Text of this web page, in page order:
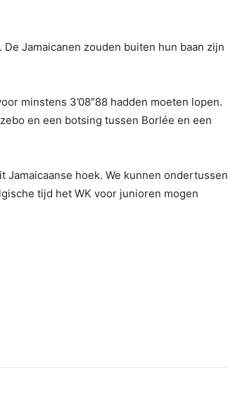
Jamaicanen zouden buiten hun baan zijn
minstens 3’08″88 hadden moeten lopen.
en een botsing tussen Borlée en een
hoek. We kunnen ondertussen
tijd het WK voor junioren mogen